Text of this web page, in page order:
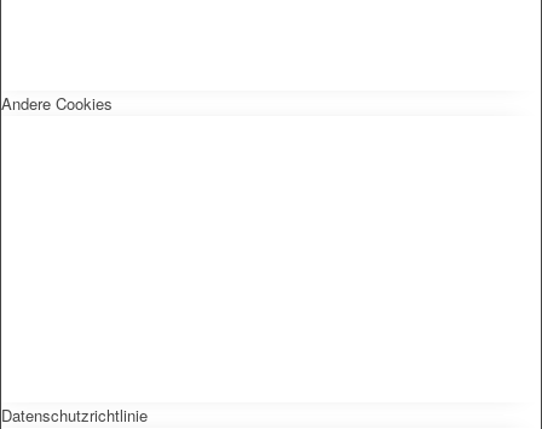
Andere Cookies
Datenschutzrichtlinie